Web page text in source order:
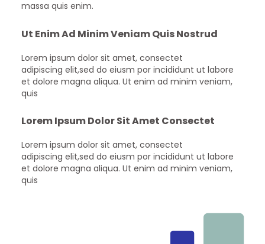
massa quis enim.
Ut Enim Ad Minim Veniam Quis Nostrud
Lorem ipsum dolor sit amet, consectet
adipiscing elit,sed do eiusm por incididunt ut labore
et dolore magna aliqua. Ut enim ad minim veniam,
quis
Lorem Ipsum Dolor Sit Amet Consectet
Lorem ipsum dolor sit amet, consectet
adipiscing elit,sed do eiusm por incididunt ut labore
et dolore magna aliqua. Ut enim ad minim veniam,
quis